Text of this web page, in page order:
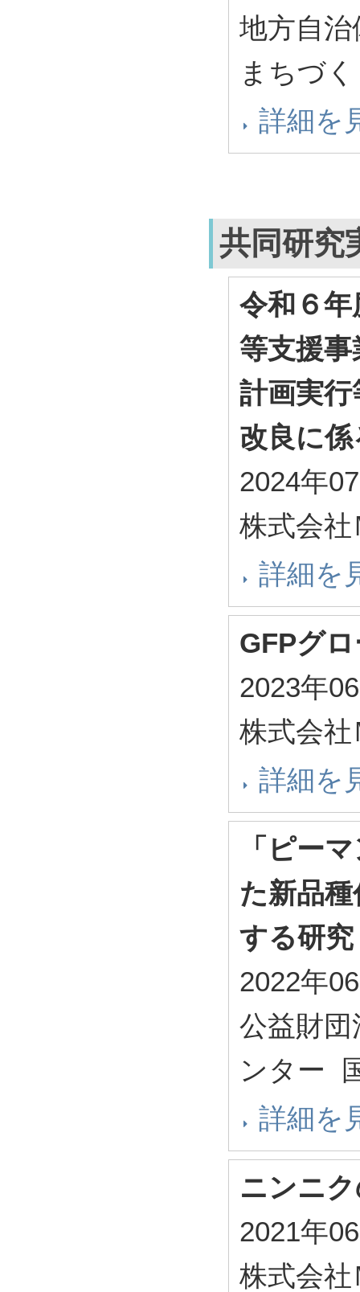
地方自
まちづ
詳細を
共同研究
令和６
等支援
計画実
改良に
2024年
株式会
詳細を
GFPグ
2023年
株式会
詳細を
「ピー
た新品
する研究
2022年
公益財
ンター
詳細を
ニンニ
2021年
株式会